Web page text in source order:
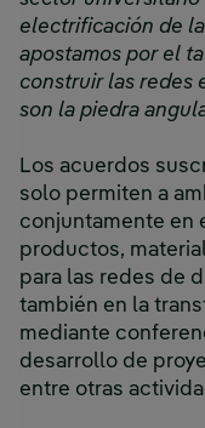
electrificación de
apostamos por el
construir las redes
son la piedra
Los acuerdos
solo permiten a
conjuntamente en
productos,
para las redes de
también en la
mediante
desarrollo de
entre otras